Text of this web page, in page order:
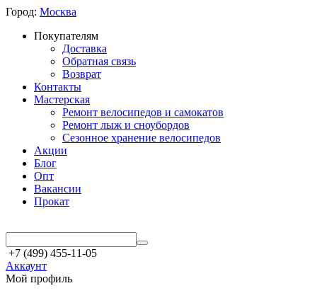
Город: Москва
Покупателям
Доставка
Обратная связь
Возврат
Контакты
Мастерская
Ремонт велосипедов и самокатов
Ремонт лыж и сноубордов
Сезонное хранение велосипедов
Акции
Блог
Опт
Вакансии
Прокат
+7 (499) 455-11-05
Аккаунт
Мой профиль